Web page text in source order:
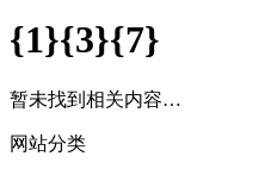
{1}{3}{7}
暂未找到相关内容…
网站分类